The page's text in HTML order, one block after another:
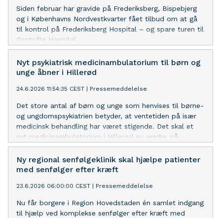
Siden februar har gravide på Frederiksberg, Bispebjerg
og i Københavns Nordvestkvarter fået tilbud om at gå
til kontrol på Frederiksberg Hospital – og spare turen til
Gentofte Hospital.
Nyt psykiatrisk medicinambulatorium til børn og
unge åbner i Hillerød
24.6.2026 11:54:35 CEST Pressemeddelelse
Det store antal af børn og unge som henvises til børne-
og ungdomspsykiatrien betyder, at ventetiden på især
medicinsk behandling har været stigende. Det skal et
nyt medicinambulatorium i Hillerød nu ændre på.
Ny regional senfølgeklinik skal hjælpe patienter
med senfølger efter kræft
23.6.2026 06:00:00 CEST Pressemeddelelse
​Nu får borgere i Region Hovedstaden én samlet indgang
til hjælp ved komplekse senfølger efter kræft med